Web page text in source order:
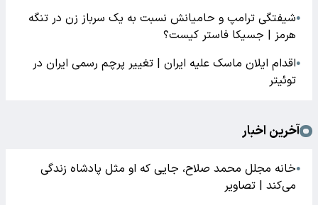
●شیفتگی ترامپ و حامیانش نسبت به یک سرباز زن در تنگه
هرمز | جسیکا فاستر کیست؟
●اقدام ایلان ماسک علیه ایران | تغییر پرچم رسمی ایران در
توئیتر
آخرین اخبار
●خانه مجلل محمد صلاح، جایی که او مثل پادشاه زندگی
می‌کند | تصاویر